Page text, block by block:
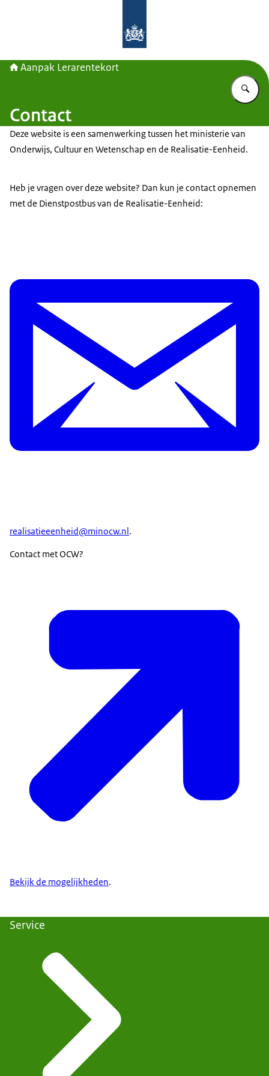
Aanpak Lerarentekort
Contact
Deze website is een samenwerking tussen het ministerie van
Onderwijs, Cultuur en Wetenschap en de Realisatie-Eenheid.
Heb je vragen over deze website? Dan kun je contact opnemen
met de Dienstpostbus van de Realisatie-Eenheid:
realisatieeenheid@minocw.nl .
Contact met OCW?
Bekijk de mogelijkheden.
Service